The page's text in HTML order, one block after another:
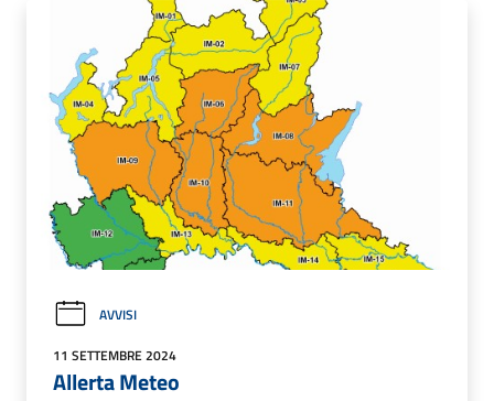
AVVISI
11 SETTEMBRE 2024
Allerta Meteo